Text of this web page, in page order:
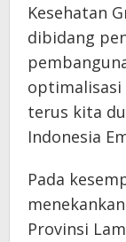
Kesehatan
dibidang
optimalisasi
terus kita
Indonesia
Pada
Provinsi